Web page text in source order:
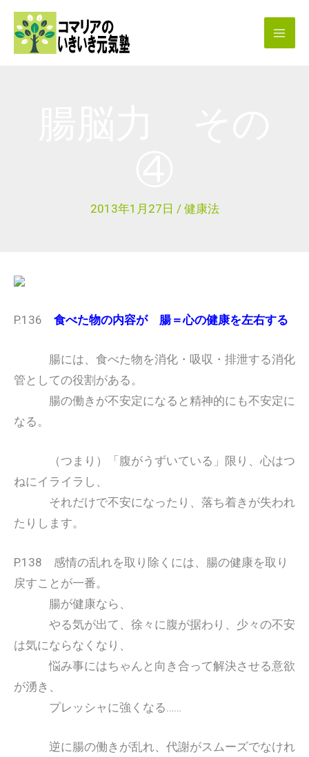
2013年1月27日 / 健康法
P.136 食べた物の内容が 腸＝心の健康を左右する
腸には、食べた物を消化・吸収・排泄する消化
管としての役割がある。
腸の働きが不安定になると精神的にも不安定に
なる。
（つまり）「腹がうずいている」限り、心はつ
ねにイライラし、
それだけで不安になったり、落ち着きが失われ
たりします。
P.138 感情の乱れを取り除くには、腸の健康を取り
戻すことが一番。
腸が健康なら、
やる気が出て、徐々に腹が据わり、少々の不安
は気にならなくなり、
悩み事にはちゃんと向き合って解決させる意欲
が湧き、
プレッシャに強くなる……
逆に腸の働きが乱れ、代謝がスムーズでなけれ